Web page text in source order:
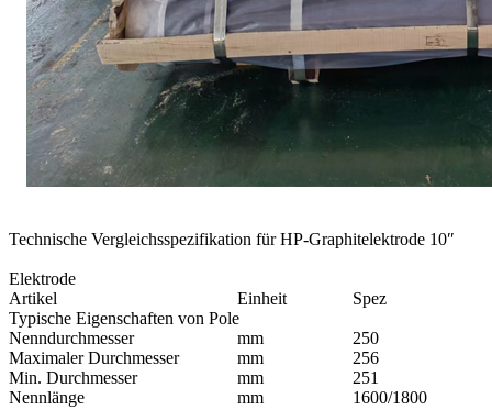
Technische Vergleichsspezifikation für HP-Graphitelektrode 10″
Elektrode
Artikel
Einheit
Spez
Typische Eigenschaften von Pole
Nenndurchmesser
mm
250
Maximaler Durchmesser
mm
256
Min. Durchmesser
mm
251
Nennlänge
mm
1600/1800